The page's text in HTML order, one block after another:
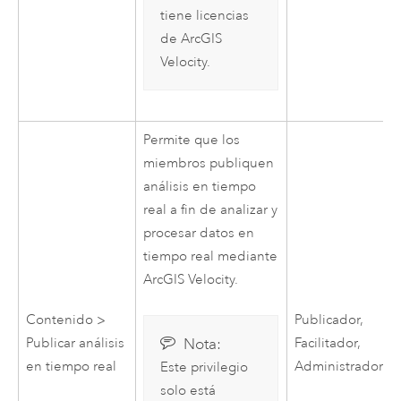
tiene licencias
de ArcGIS
Velocity.
Contenido >
Publicar análisis
en tiempo real
Permite que los
miembros publiquen
análisis en tiempo
real a fin de analizar y
procesar datos en
tiempo real mediante
ArcGIS Velocity.
Nota:
Este privilegio
solo está
Publicador,
Facilitador,
Administrador